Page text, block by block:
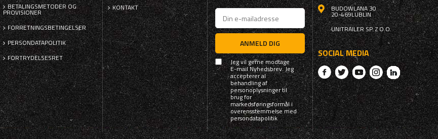
BETALINGSMETODER OG
PROVISIONER
FORRETNINGSBETINGELSER
PERSONDATAPOLITIK
FORTRYDELSESRET
KONTAKT
ANMELD DIG
Jeg vil gerne modtage
E-mail Nyhedsbrev. Jeg
accepterer al
behandling af
personoplysninger til
brug for
markedsføringsformål i
overensstemmelse med
persondatapolitik
BUDOWLANA 30
20-469LUBLIN
UNITRAILER SP. Z O.O.
SOCIAL MEDIA